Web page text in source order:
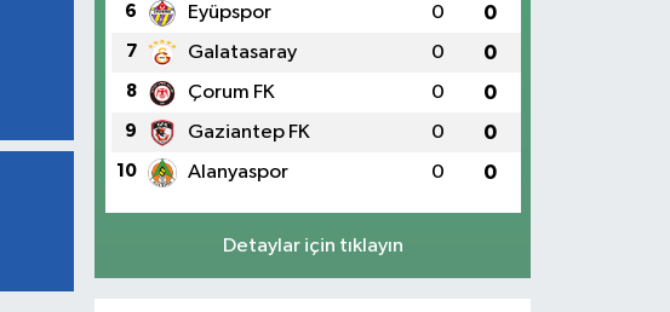
6 Eyüpspor 0 0
7 Galatasaray 0 0
8 Çorum FK 0 0
9 Gaziantep FK 0 0
10 Alanyaspor 0 0
Detaylar için tıklayın